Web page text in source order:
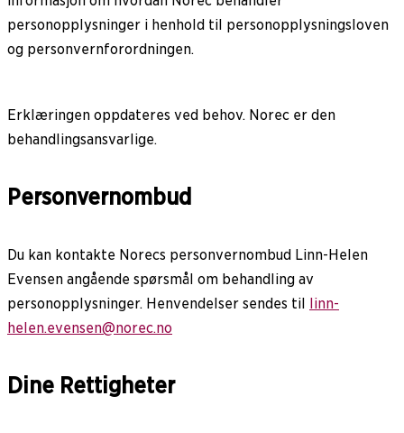
personopplysninger i henhold til personopplysningsloven
og personvernforordningen.
Erklæringen oppdateres ved behov. Norec er den
behandlingsansvarlige.
Personvernombud
Du kan kontakte Norecs personvernombud Linn-Helen
Evensen angående spørsmål om behandling av
personopplysninger. Henvendelser sendes til linn-
helen.evensen@norec.no
Dine Rettigheter